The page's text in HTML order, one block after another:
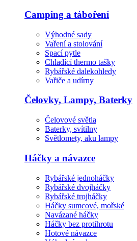
Camping a táboření
Výhodné sady
Vaření a stolování
Spací pytle
Chladící thermo tašky
Rybářské dalekohledy
Vařiče a udírny
Čelovky, Lampy, Baterky
Čelovové světla
Baterky, svítilny
Světlomety, aku lampy
Háčky a návazce
Rybářské jednoháčky
Rybářské dvojháčky
Rybářské trojháčky
Háčky sumcové, mořské
Navázané háčky
Háčky bez protihrotu
Hotové návazce